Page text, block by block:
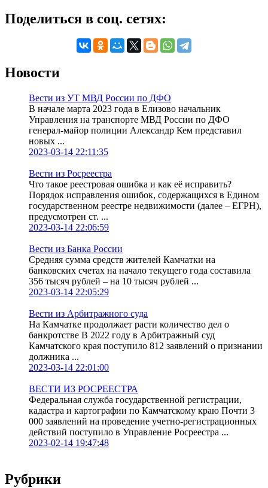
Поделиться в соц. сетях:
Новости
Вести из УТ МВД России по ДФО
В начале марта 2023 года в Елизово начальник
Управления на транспорте МВД России по ДФО
генерал-майор полиции Александр Кем представил
новых ...
2023-03-14 22:11:35
Вести из Росреестра
Что такое реестровая ошибка и как её исправить?
Порядок исправления ошибок, содержащихся в Едином
государственном реестре недвижимости (далее – ЕГРН),
предусмотрен ст. ...
2023-03-14 22:06:59
Вести из Банка России
Средняя сумма средств жителей Камчатки на
банковских счетах на начало текущего года составила
356 тысяч рублей – на 10 тысяч рублей ...
2023-03-14 22:05:29
Вести из Арбитражного суда
На Камчатке продолжает расти количество дел о
банкротстве В 2022 году в Арбитражный суд
Камчатского края поступило 812 заявлений о признании
должника ...
2023-03-14 22:01:00
ВЕСТИ ИЗ РОСРЕЕСТРА
Федеральная служба государственной регистрации,
кадастра и картографии по Камчатскому краю Почти 3
000 заявлений на проведение учетно-регистрационных
действий поступило в Управление Росреестра ...
2023-02-14 19:47:48
Рубрики